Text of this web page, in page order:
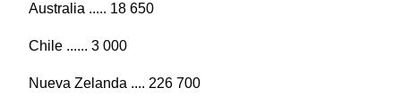
Australia ..... 18 650
Chile ...... 3 000
Nueva Zelanda .... 226 700